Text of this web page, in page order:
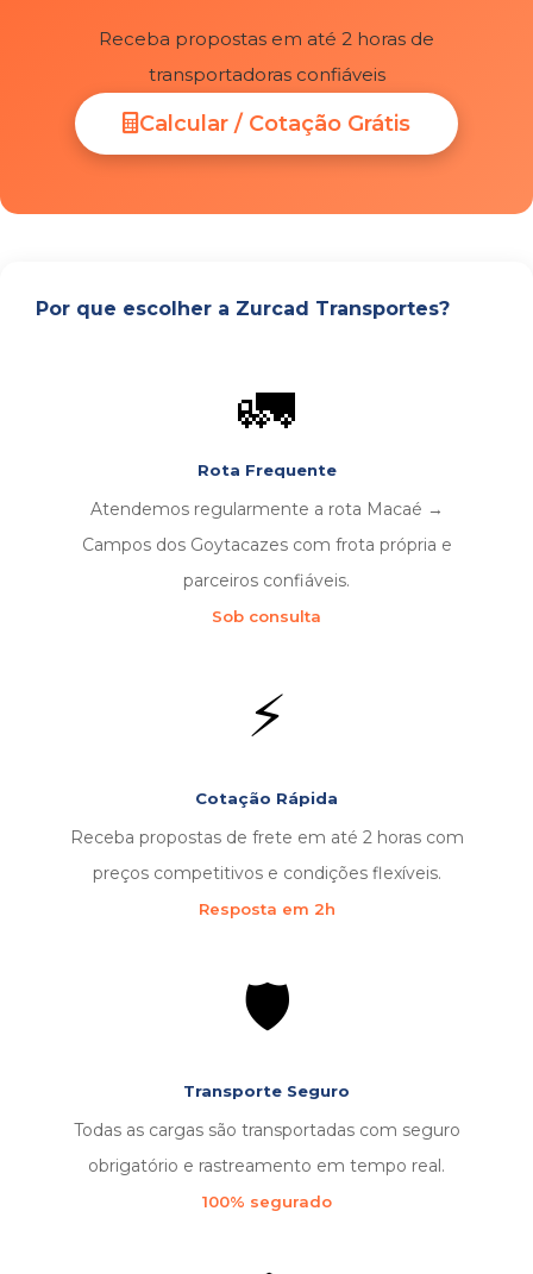
Receba propostas em até 2 horas de
transportadoras confiáveis
Calcular / Cotação Grátis
Por que escolher a Zurcad Transportes?
🚛
Rota Frequente
Atendemos regularmente a rota Macaé →
Campos dos Goytacazes com frota própria e
parceiros confiáveis.
Sob consulta
⚡
Cotação Rápida
Receba propostas de frete em até 2 horas com
preços competitivos e condições flexíveis.
Resposta em 2h
🛡️
Transporte Seguro
Todas as cargas são transportadas com seguro
obrigatório e rastreamento em tempo real.
100% segurado